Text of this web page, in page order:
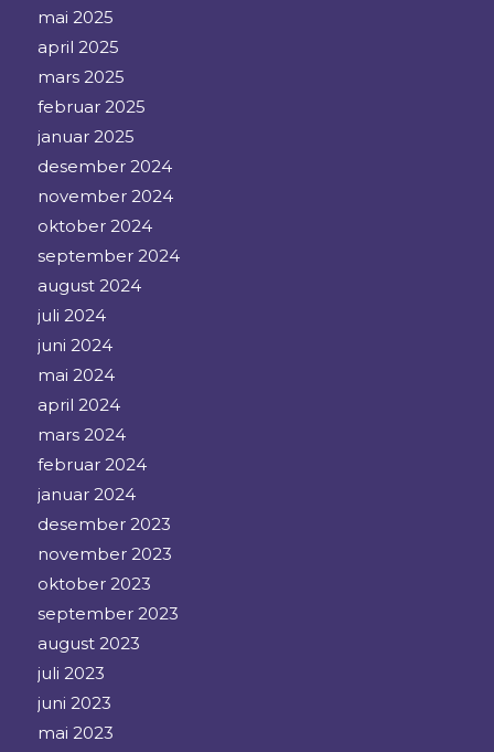
mai 2025
april 2025
mars 2025
februar 2025
januar 2025
desember 2024
november 2024
oktober 2024
september 2024
august 2024
juli 2024
juni 2024
mai 2024
april 2024
mars 2024
februar 2024
januar 2024
desember 2023
november 2023
oktober 2023
september 2023
august 2023
juli 2023
juni 2023
mai 2023